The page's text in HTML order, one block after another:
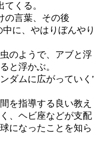
くる。
の言葉、その後
中に、やはりぼんや
のようで、アブと浮
と浮かぶ。
ダムに広がっていく
を指導する良い教え
、ヘビ座などが支配
になったことを知ら